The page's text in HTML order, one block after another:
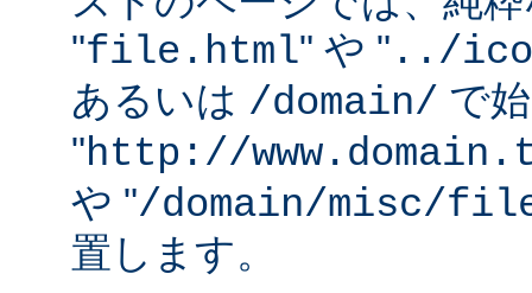
"file.html" や " ../
あるいは /domain/ で
"http://
や "/domain/misc/
置します。